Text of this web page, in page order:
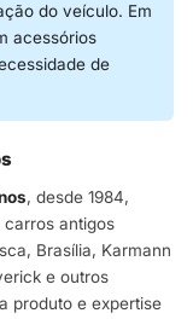
do veículo. Em
acessórios
de
, desde 1984,
antigos
Brasília, Karmann
e outros
produto e expertise